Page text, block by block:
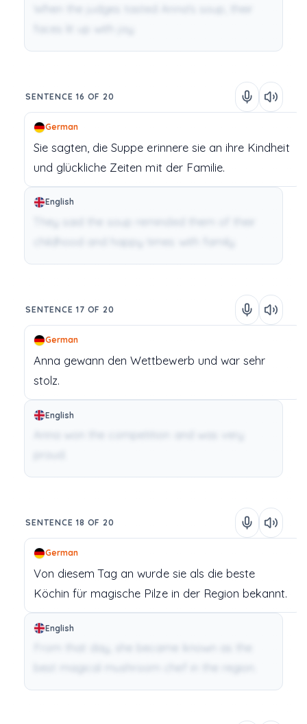
When the judges tasted Anna's soup, their
SENTENCE 16 OF 20
German
Sie sagten, die Suppe erinnere sie an ihre Kindheit
und glückliche Zeiten mit der Familie.
English
SENTENCE 17 OF 20
German
Anna gewann den Wettbewerb und war sehr
stolz.
English
SENTENCE 18 OF 20
German
Von diesem Tag an wurde sie als die beste
Köchin für magische Pilze in der Region bekannt.
English